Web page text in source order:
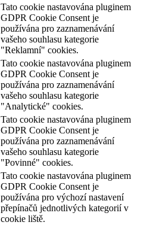
Tato cookie nastavována pluginem
GDPR Cookie Consent je
používána pro zaznamenávání
vašeho souhlasu kategorie
"Reklamní" cookies.
Tato cookie nastavována pluginem
GDPR Cookie Consent je
používána pro zaznamenávání
vašeho souhlasu kategorie
"Analytické" cookies.
Tato cookie nastavována pluginem
GDPR Cookie Consent je
používána pro zaznamenávání
vašeho souhlasu kategorie
"Povinné" cookies.
Tato cookie nastavována pluginem
GDPR Cookie Consent je
používána pro výchozí nastavení
přepínačů jednotlivých kategorií v
cookie liště.